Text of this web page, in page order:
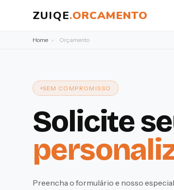
ZUIQE.ORCAMENTO
Home › Orçamento
SEM COMPROMISSO
Solicite
Preencha o formulário e nosso